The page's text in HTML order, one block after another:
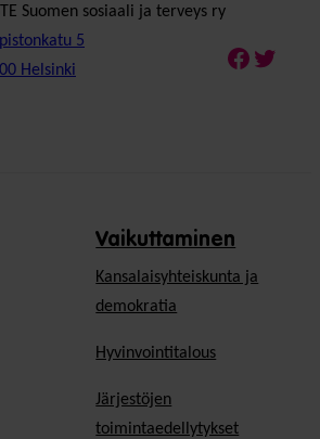
Suomen sosiaali ja terveys ry
5
Helsinki
Vaikuttaminen
Kansalaisyhteiskunta ja
demokratia
Hyvinvointitalous
Järjestöjen
toimintaedellytykset